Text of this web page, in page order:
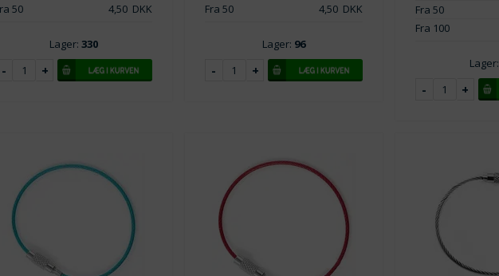
50
4,50 DKK
Lager: 330
Fra 50
4,50DKK
Lager: 96
Fra 50
Fra 100
Lager: